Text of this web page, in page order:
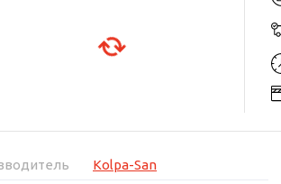
Kolpa-San